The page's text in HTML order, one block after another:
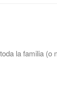
la familia